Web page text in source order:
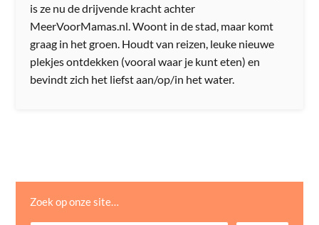
is ze nu de drijvende kracht achter
MeerVoorMamas.nl. Woont in de stad, maar komt
graag in het groen. Houdt van reizen, leuke nieuwe
plekjes ontdekken (vooral waar je kunt eten) en
bevindt zich het liefst aan/op/in het water.
Zoek op onze site…